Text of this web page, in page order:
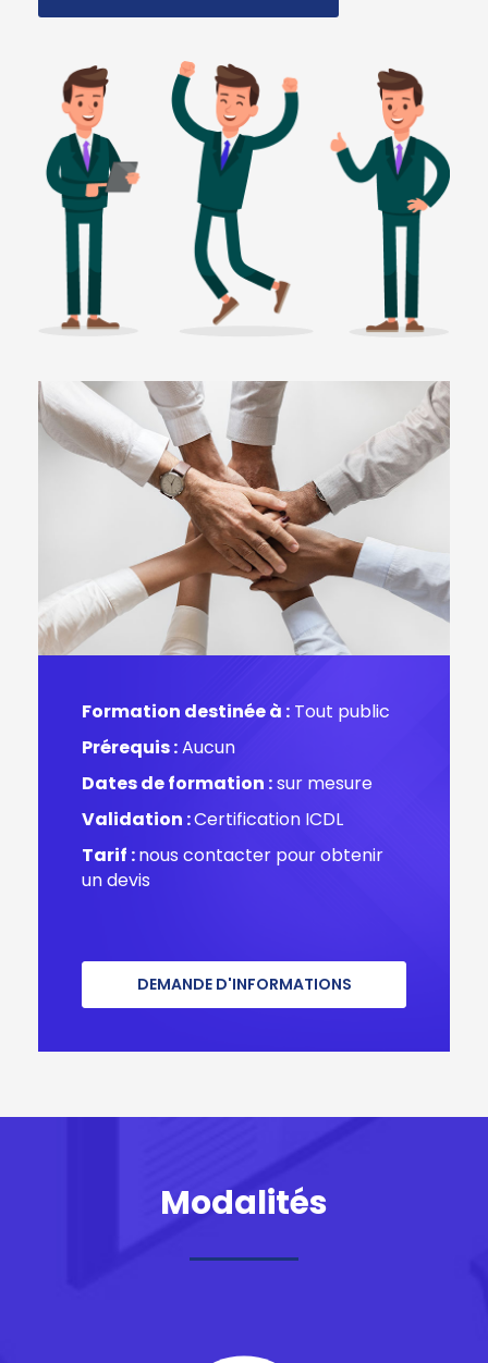
Formation destinée à : Tout public
Prérequis :Aucun
Dates de formation :sur mesure
Validation :Certification ICDL
Tarif :nous contacter pour obtenir
un devis
Modalités